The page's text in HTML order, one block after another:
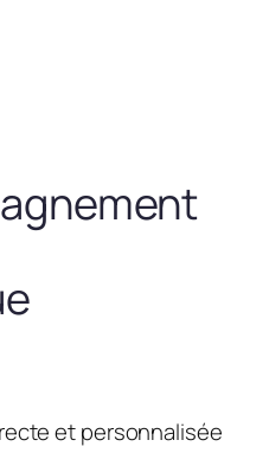
et personnalisée